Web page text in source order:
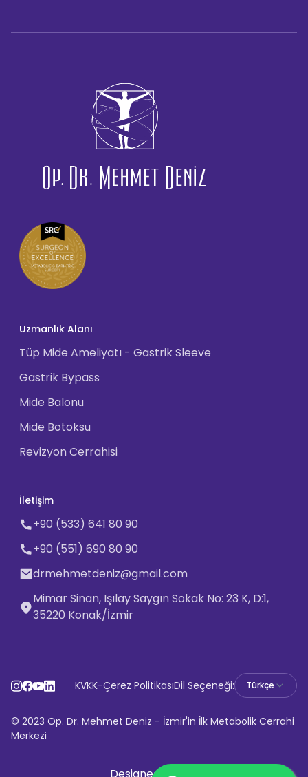
Uzmanlık Alanı
Tüp Mide Ameliyatı - Gastrik Sleeve
Gastrik Bypass
Mide Balonu
Mide Botoksu
Revizyon Cerrahisi
İletişim
+90 (533) 641 80 90
+90 (551) 690 80 90
drmehmetdeniz@gmail.com
Mimar Sinan, Işılay Saygın Sokak No: 23 K, D:1,
35220 Konak/İzmir
© 2023 Op. Dr. Mehmet Deniz - İzmir'in İlk Metabolik Cerrahi
Merkezi
KVKK-Çerez PolitikasıDil Seçeneği: Türkçe
Designed By